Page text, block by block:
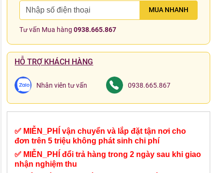
MUA NHANH
Tư vấn Mua hàng0938.665.867
HỖ TRỢ KHÁCH HÀNG
Nhân viên tư vấn 0938.665.867
✅ MIỄN_PHÍ vận chuyển và lắp đặt tận nơi cho
đơn trên 5 triệu không phát sinh chi phí
✅ MIỄN_PHÍ đổi trả hàng trong 2 ngày sau khi giao
nhận nghiệm thu